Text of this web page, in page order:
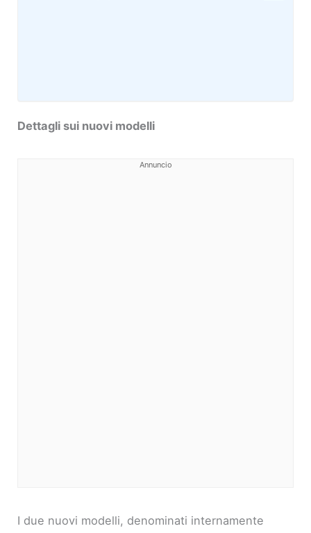
Dettagli sui nuovi modelli
Annuncio
I due nuovi modelli, denominati internamente